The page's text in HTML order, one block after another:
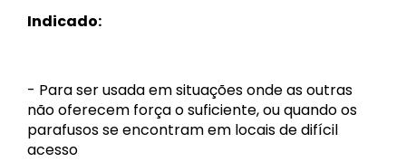
Indicado:
- Para ser usada em situações onde as outras
não oferecem força o suficiente, ou quando os
parafusos se encontram em locais de difícil
acesso